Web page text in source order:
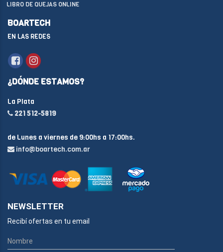
LIBRO DE QUEJAS ONLINE
BOARTECH
EN LAS REDES
¿DÓNDE ESTAMOS?
La Plata
221 512-5819
de Lunes a viernes de 9:00hs a 17:00hs.
info@boartech.com.ar
NEWSLETTER
Recibí ofertas en tu email